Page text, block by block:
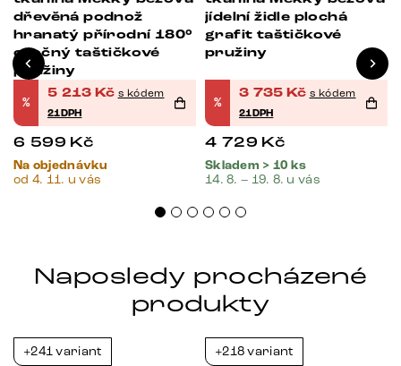
dřevěná podnož
hranatý přírodní 180°
otočný taštičkové
pružiny
%
5 213 Kč s kódem
21DPH
6 599 Kč
Na objednávku
od 4. 11. u vás
jídelní židle plochá
grafit taštičkové
pružiny
%
3 735 Kč s kódem
21DPH
4 729 Kč
Skladem > 10 ks
14. 8. – 19. 8. u vás
Naposledy procházené
produkty
+241 variant +218 variant